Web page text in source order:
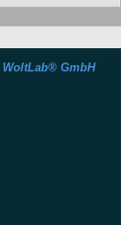
WoltLab® GmbH